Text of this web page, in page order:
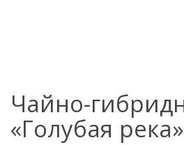
Чайно-
«Голубая река»